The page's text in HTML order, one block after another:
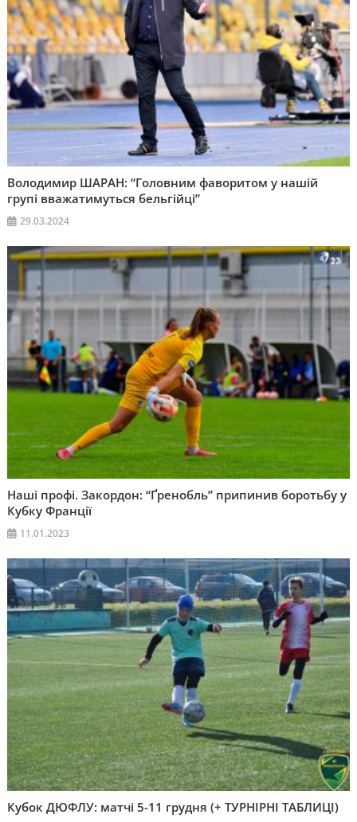
Володимир ШАРАН: “Головним фаворитом у нашій
групі вважатимуться бельгійці”
29.03.2024
Наші профі. Закордон: “Ґренобль” припинив боротьбу у
Кубку Франції
11.01.2023
Кубок ДЮФЛУ: матчі 5-11 грудня (+ ТУРНІРНІ ТАБЛИЦІ)